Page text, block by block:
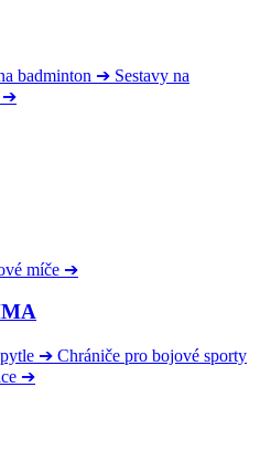
badminton ➔ Sestavy na
➔
míče ➔
➔ Chrániče pro bojové sporty
➔